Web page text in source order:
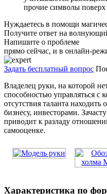
прочие символы
Нуждаетесь в помощи
Получите ответ на
Напишите о проблеме
прямо сейчас, и в онлайн-
Задать бесплатный вопрос
Владелец руки, на которой
способностью управляться с
отсутствия таланта
бизнесу, инвесторами.
приводит к разладу
самооценке.
Характеристика по